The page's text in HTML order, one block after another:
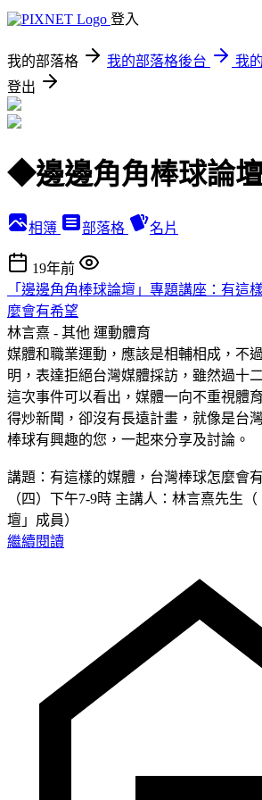
登入
我的部落格 我的部落格後台
我
登出
◆邊邊角角棒球論
相簿 部落格 名片
19年前
「邊邊角角棒球論壇」專題講座：有這
麼會有希望
林言熹 - 其他 運動體育
媒體和職業運動，應該是相輔相成，不
明，表達拒絕台灣媒體採訪，雖然過十
這次事件可以看出，媒體一向不重視體
得炒新聞，卻沒有長遠計畫，就像是台
棒球有興趣的您，一起來分享及討論。
講題：有這樣的媒體，台灣棒球怎麼會
（四）下午7-9時 主講人：林言熹先生
壇」成員）
繼續閱讀